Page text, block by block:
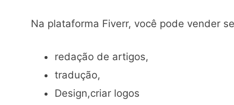
Na plataforma Fiverr, você pode vender
redação de artigos,
tradução,
Design,criar logos